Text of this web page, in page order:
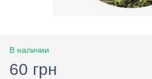
В наличии
60 грн